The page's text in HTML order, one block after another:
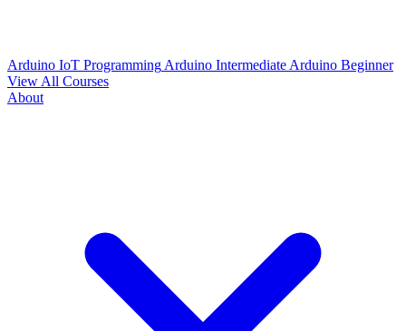
Arduino IoT Programming Arduino Intermediate Arduino Beginner
View All Courses
About